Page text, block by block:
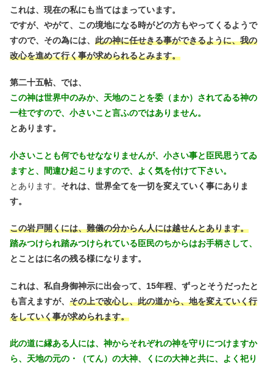
これは、現在の私にも当てはまっています。
ですが、やがて、この境地になる時がどの方もやってくるようで
すので、 その為には、 此の神に任せきる事ができるように、我の
改心を進めて行く事が求められるとみます。
第二十五帖、では、
この神は世界中のみか、天地のことを委（まか）されてゐる神の
一柱ですので、小さいこと言ふのではありません。
とあります。
小さいことも何でもせななりませんが、小さい事と臣民思うてゐ
ますと、間違ひ起こりますので、よく気を付けて下さい。
とあります。 それは、世界全てを一切を変えていく事にありま
す。
この岩戸開くには、難儀の分からん人には越せんとあります。
踏みつけられ踏みつけられている臣民のちからはお手柄さして、
とことはに名の残る様になります。
これは、私自身御神示に出会って、15年程、ずっとそうだったと
も言えますが、 その上で改心し、此の道から、地を変えていく行
をしていく事が求められます。
此の道に縁ある人には、神からそれぞれの神を守りにつけますか
ら、天地の元の・（てん）の大神、くにの大神と共に、よく祀り